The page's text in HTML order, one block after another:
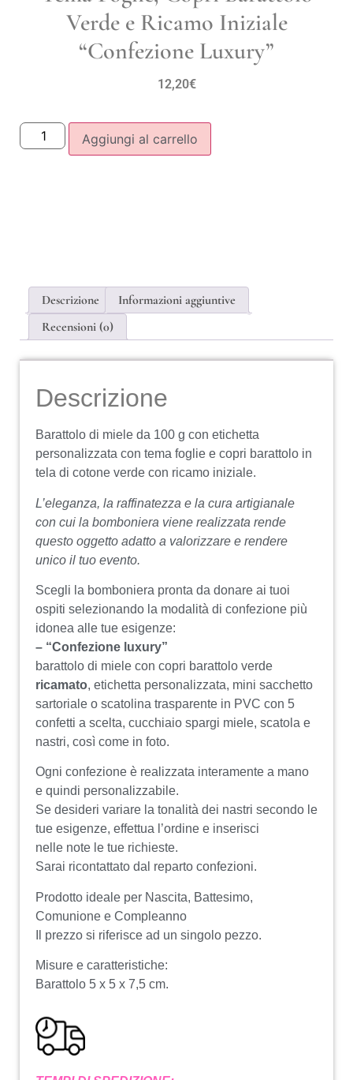
Verde e Ricamo Iniziale
“Confezione Luxury”
12,20€
Aggiungi al carrello
Descrizione
Informazioni aggiuntive
Recensioni (0)
Descrizione
Barattolo di miele da 100 g con etichetta
personalizzata con tema foglie e copri barattolo in
tela di cotone verde con ricamo iniziale.
L’eleganza, la raffinatezza e la cura artigianale
con cui la bomboniera viene realizzata rende
questo oggetto adatto a valorizzare e rendere
unico il tuo evento.
Scegli la bomboniera pronta da donare ai tuoi
ospiti selezionando la modalità di confezione più
idonea alle tue esigenze:
– “Confezione luxury”
barattolo di miele con copri barattolo verde
ricamato, etichetta personalizzata, mini sacchetto
sartoriale o scatolina trasparente in PVC con 5
confetti a scelta, cucchiaio spargi miele, scatola e
nastri, così come in foto.
Ogni confezione è realizzata interamente a mano
e quindi personalizzabile.
Se desideri variare la tonalità dei nastri secondo le
tue esigenze, effettua l’ordine e inserisci
nelle note le tue richieste.
Sarai ricontattato dal reparto confezioni.
Prodotto ideale per Nascita, Battesimo,
Comunione e Compleanno
Il prezzo si riferisce ad un singolo pezzo.
Misure e caratteristiche:
Barattolo 5 x 5 x 7,5 cm.